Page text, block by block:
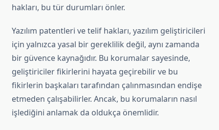
hakları, bu tür durumları önler.
Yazılım patentleri ve telif hakları, yazılım geliştiricileri
için yalnızca yasal bir gereklilik değil, aynı zamanda
bir güvence kaynağıdır. Bu korumalar sayesinde,
geliştiriciler fikirlerini hayata geçirebilir ve bu
fikirlerin başkaları tarafından çalınmasından endişe
etmeden çalışabilirler. Ancak, bu korumaların nasıl
işlediğini anlamak da oldukça önemlidir.